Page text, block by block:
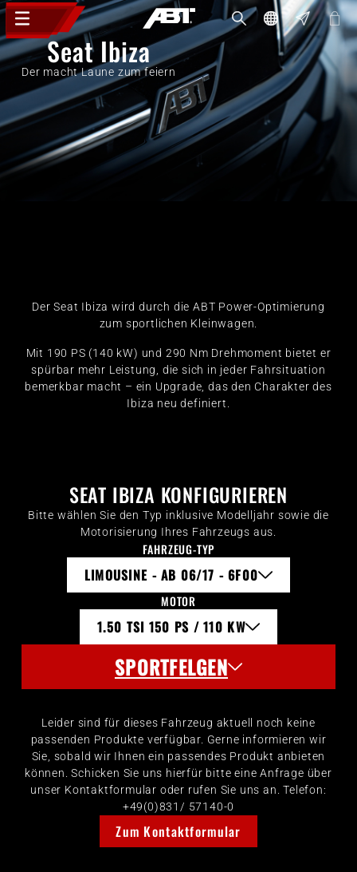
Seat Ibiza
Der macht Laune zum feiern
Der Seat Ibiza wird durch die ABT Power-Optimierung
zum sportlichen Kleinwagen.
Mit 190 PS (140 kW) und 290 Nm Drehmoment bietet er
spürbar mehr Leistung, die sich in jeder Fahrsituation
bemerkbar macht – ein Upgrade, das den Charakter des
Ibiza neu definiert.
SEAT IBIZA KONFIGURIEREN
Bitte wählen Sie den Typ inklusive Modelljahr sowie die
Motorisierung Ihres Fahrzeugs aus.
FAHRZEUG-TYP
LIMOUSINE - AB 06/17 - 6F00
MOTOR
1.50 TSI 150 PS / 110 KW
SPORTFELGEN
Leider sind für dieses Fahrzeug aktuell noch keine
passenden Produkte verfügbar. Gerne informieren wir
Sie, sobald wir Ihnen ein passendes Produkt anbieten
können. Schicken Sie uns hierfür bitte eine Anfrage über
unser Kontaktformular oder rufen Sie uns an. Telefon:
+49(0)831/ 57140-0
Zum Kontaktformular